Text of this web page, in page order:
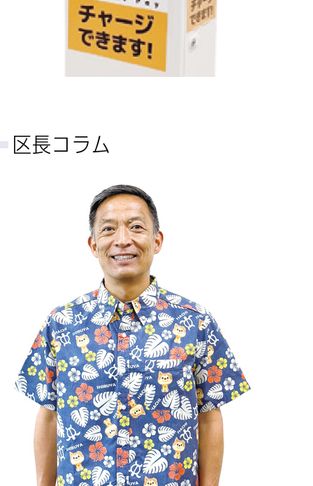
区長コラム